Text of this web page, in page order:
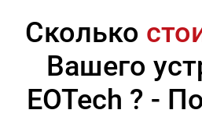
Сколько
Вашего
EOTech ? -